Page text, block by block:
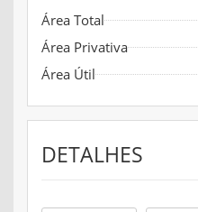
Área Total
Área Privativa
Área Útil
DETALHES